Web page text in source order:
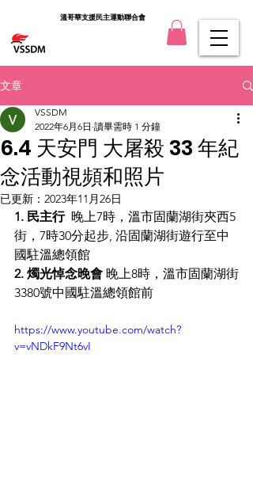
溫哥華支援民主運動聯合會
文章
6.4 天安門 大屠殺 33 年紀
念活動視頻和照片
VSSDM
2022年6月6日 讀畢需時 1 分鐘
已更新： 2023年11月26日
1. 民主行 晚上7時，溫市固蘭湖街夾西5
街，7時30分起步, 沿固蘭湖街遊行至中
國駐溫總領館
2. 燭光悼念晚會 晚上8時，溫市固蘭湖街
3380號中國駐溫總領館前
https://www.youtube.com/watch?
v=vNDkF9Nt6vI